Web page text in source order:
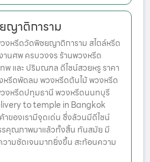
ญาติการาม
หรีดวัดพิชยญาติการาม สไตล์หรีด
นศพ ครบวงจร ร้านพวงหรีด
พ และ ปริมณฑล ดีไซน์สวยหรู ราคา
รีดพัดลม พวงหรีดต้นไม้ พวงหรีด
วงหรีดปทุมธานี พวงหรีดนนทบุรี
to temple in Bangkok
ของเรามีจุดเด่น ซึ่งล้วนมีดีไซน์
รคุณภาพมาแล้วทั้งสิ้น ทันสมัย มี
ามชัดเจนมากยิ่งขึ้น สะท้อนความ